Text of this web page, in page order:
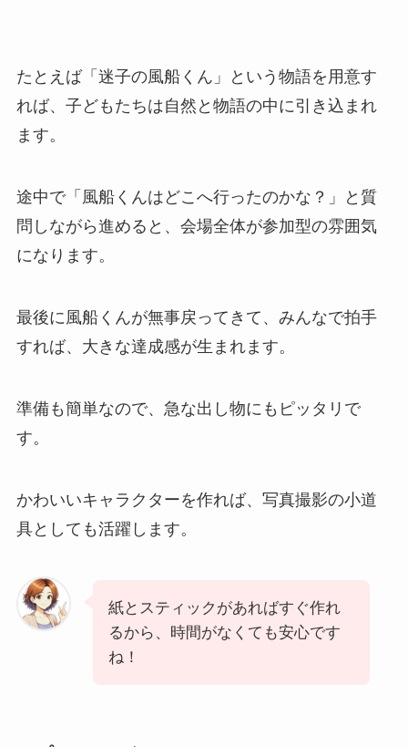
たとえば「迷子の風船くん」という物語を用意す
れば、子どもたちは自然と物語の中に引き込まれ
ます。
途中で「風船くんはどこへ行ったのかな？」と質
問しながら進めると、会場全体が参加型の雰囲気
になります。
最後に風船くんが無事戻ってきて、みんなで拍手
すれば、大きな達成感が生まれます。
準備も簡単なので、急な出し物にもピッタリで
す。
かわいいキャラクターを作れば、写真撮影の小道
具としても活躍します。
紙とスティックがあればすぐ作れ
るから、時間がなくても安心です
ね！